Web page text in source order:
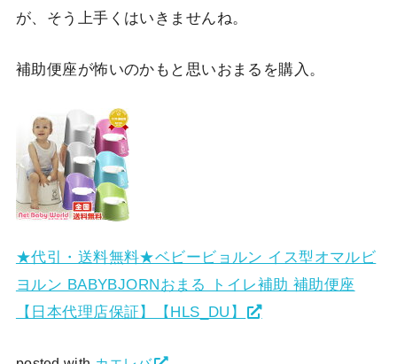
が、そう上手くはいきませんね。
補助便座が怖いのかもと思いおまるを購入。
★代引・送料無料★ベビービョルン イス型オマルビ
ヨルン BABYBJORNおまる トイレ補助 補助便座
【日本代理店保証】【HLS_DU】